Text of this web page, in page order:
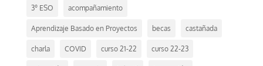
3º ESO acompañamiento
Aprendizaje Basado en Proyectos becas castañada
charla COVID curso 21-22 curso 22-23